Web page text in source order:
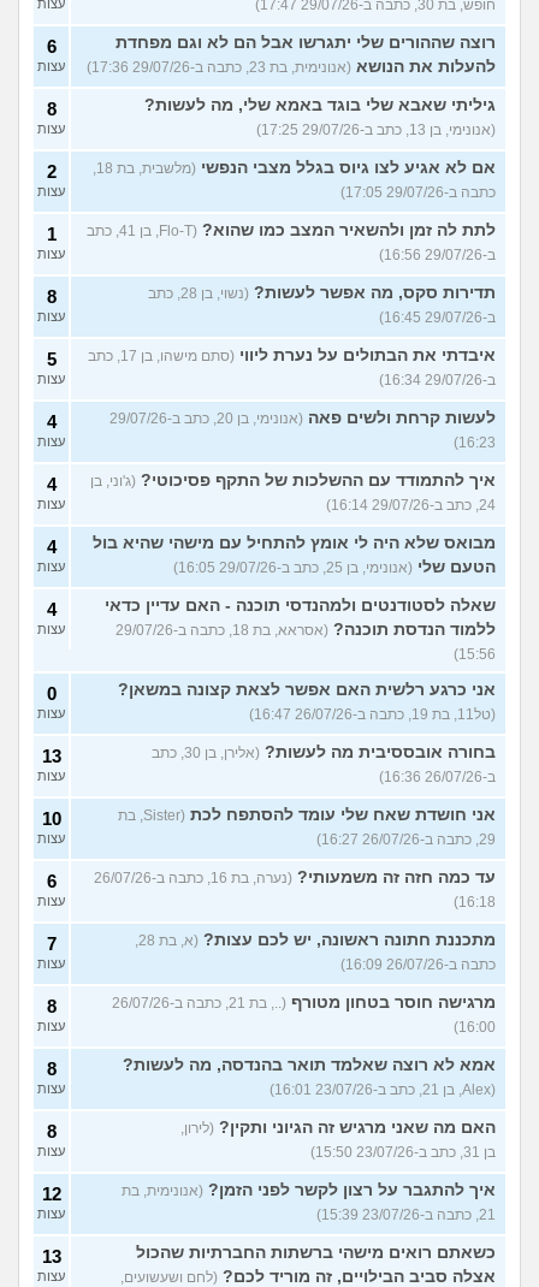
חופש, בת 30, כתבה ב-29/07/26 17:47) עצות
רוצה שההורים שלי יתגרשו אבל הם לא וגם מפחדת
להעלות את הנושא (אנונימית, בת 23, כתבה ב-29/07/26 17:36)
6
עצות
גיליתי שאבא שלי בוגד באמא שלי, מה לעשות?
(אנונימי, בן 13, כתב ב-29/07/26 17:25)
8
עצות
אם לא אגיע לצו גיוס בגלל מצבי הנפשי
(מלשבית, בת 18,
כתבה ב-29/07/26 17:05)
2
עצות
לתת לה זמן ולהשאיר המצב כמו שהוא?
(Flo-T, בן 41, כתב
ב-29/07/26 16:56)
1
עצות
תדירות סקס, מה אפשר לעשות?
(נשוי, בן 28, כתב
ב-29/07/26 16:45)
8
עצות
איבדתי את הבתולים על נערת ליווי
(סתם מישהו, בן 17, כתב
ב-29/07/26 16:34)
5
עצות
לעשות קרחת ולשים פאה
(אנונימי, בן 20, כתב ב-29/07/26
16:23)
4
עצות
איך להתמודד עם ההשלכות של התקף פסיכוטי? (ג'וני, בן
24, כתב ב-29/07/26 16:14)
4
עצות
מבואס שלא היה לי אומץ להתחיל עם מישהי שהיא בול
הטעם שלי (אנונימי, בן 25, כתב ב-29/07/26 16:05)
4
עצות
שאלה לסטודנטים ולמהנדסי תוכנה - האם עדיין כדאי
ללמוד הנדסת תוכנה?
(אסראא, בת 18, כתבה ב-29/07/26
15:56)
4
עצות
אני כרגע רלשית האם אפשר לצאת קצונה במשאן?
(טל11, בת 19, כתבה ב-26/07/26 16:47)
0
עצות
בחורה אובססיבית מה לעשות?
(אלירן, בן 30, כתב
ב-26/07/26 16:36)
13
עצות
אני חושדת שאח שלי עומד להסתפח לכת
(Sister, בת
29, כתבה ב-26/07/26 16:27)
10
עצות
עד כמה חזה זה משמעותי?
(נערה, בת 16, כתבה ב-26/07/26
16:18)
6
עצות
מתכננת חתונה ראשונה, יש לכם עצות?
(א, בת 28,
כתבה ב-26/07/26 16:09)
7
עצות
מרגישה חוסר בטחון מטורף
(.., בת 21, כתבה ב-26/07/26
16:00)
8
עצות
אמא לא רוצה שאלמד תואר בהנדסה, מה לעשות?
(Alex, בן 21, כתב ב-23/07/26 16:01)
8
עצות
האם מה שאני מרגיש זה הגיוני ותקין? (לירון,
בן 31, כתב ב-23/07/26 15:50)
8
עצות
איך להתגבר על רצון לקשר לפני הזמן? (אנונימית, בת
21, כתבה ב-23/07/26 15:39)
12
עצות
כשאתם רואים מישהי ברשתות החברתיות שהכול
אצלה סביב הבילויים, זה מוריד לכם? (לחם ושעשועים,
13
עצות